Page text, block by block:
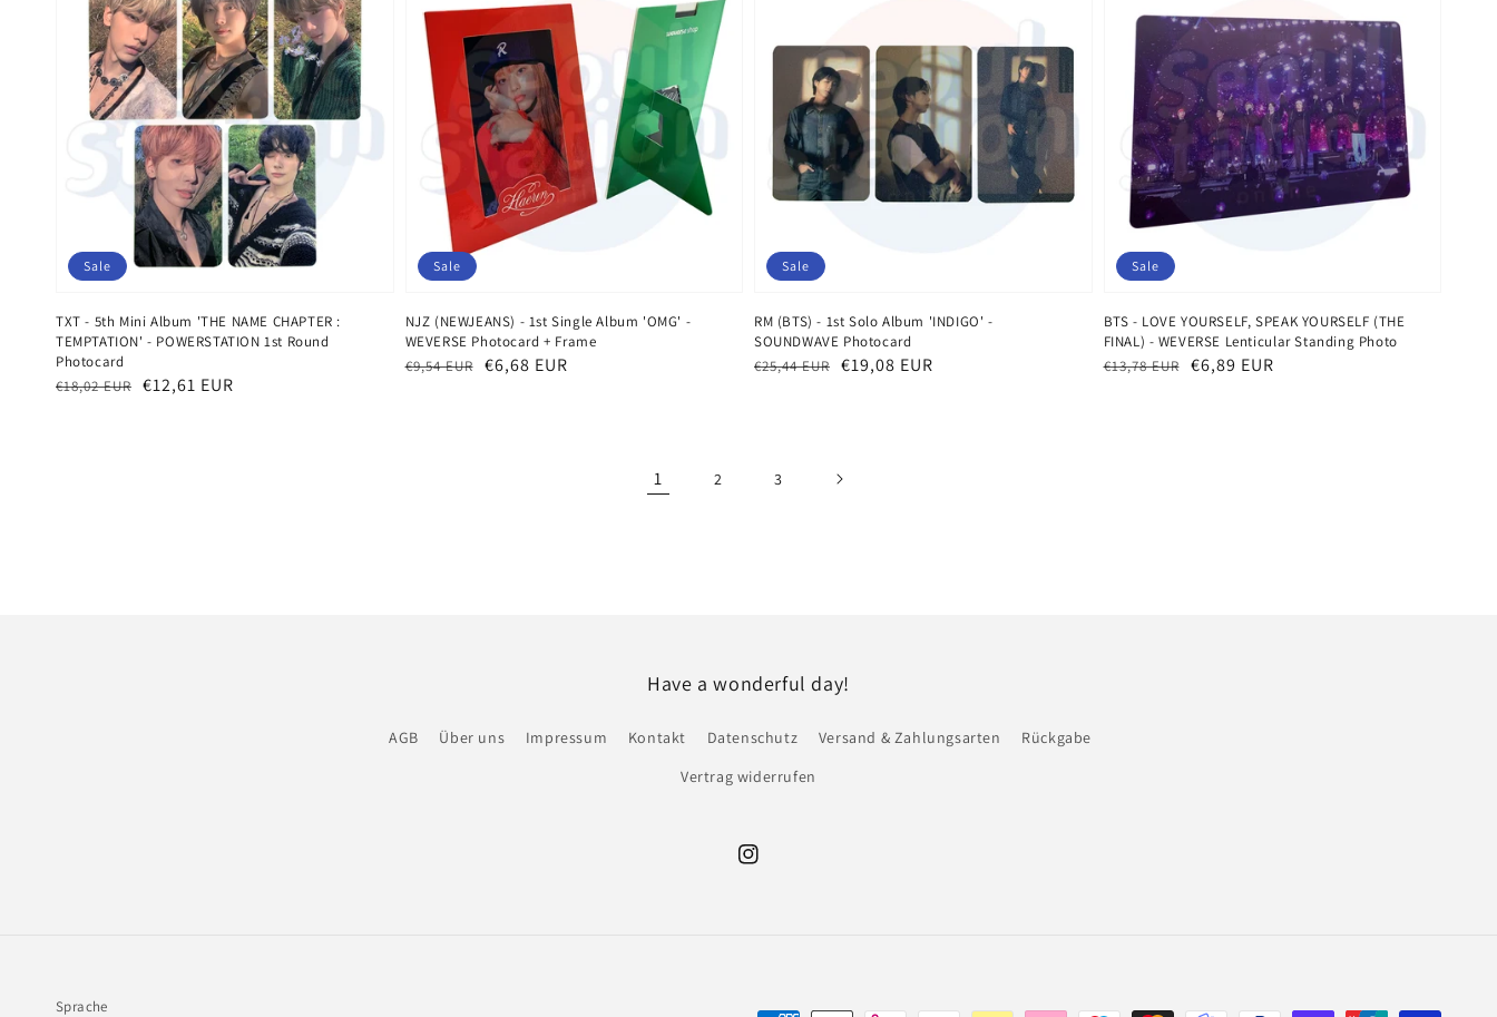
TXT - 5th Mini Album 'THE NAME CHAPTER :
TEMPTATION' - POWERSTATION 1st Round
Photocard
Normaler
€18,02 EUR
Verkaufspreis€12,61 EUR
Sale
NJZ (NEWJEANS) - 1st Single Album 'OMG' -
WEVERSE Photocard + Frame
Normaler
€9,54 EUR
Verkaufspreis€6,68 EUR
Sale
RM (BTS) - 1st Solo Album 'INDIGO' -
SOUNDWAVE Photocard
Normaler
€25,44 EUR
Verkaufspreis€19,08 EUR
Sale
BTS - LOVE YOURSELF, SPEAK YOURSELF (THE
FINAL) - WEVERSE Lenticular Standing Photo
Normaler
€13,78 EUR
Verkaufspreis€6,89 EUR
Sale
1 2 3
Have a wonderful day!
AGB Über uns Impressum Kontakt Datenschutz Versand & Zahlungsarten
Rückgabe
Vertrag widerrufen
Instagram
Sprache